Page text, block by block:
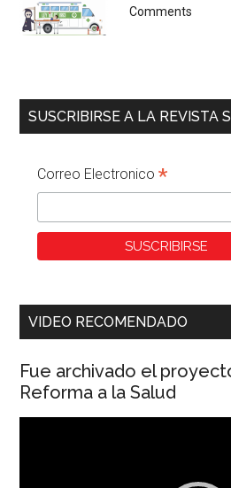
Comments
SUSCRIBIRSE A LA REVISTA
Correo Electronico*
VIDEO RECOMENDADO
Fue archivado el
Reforma a la Salud